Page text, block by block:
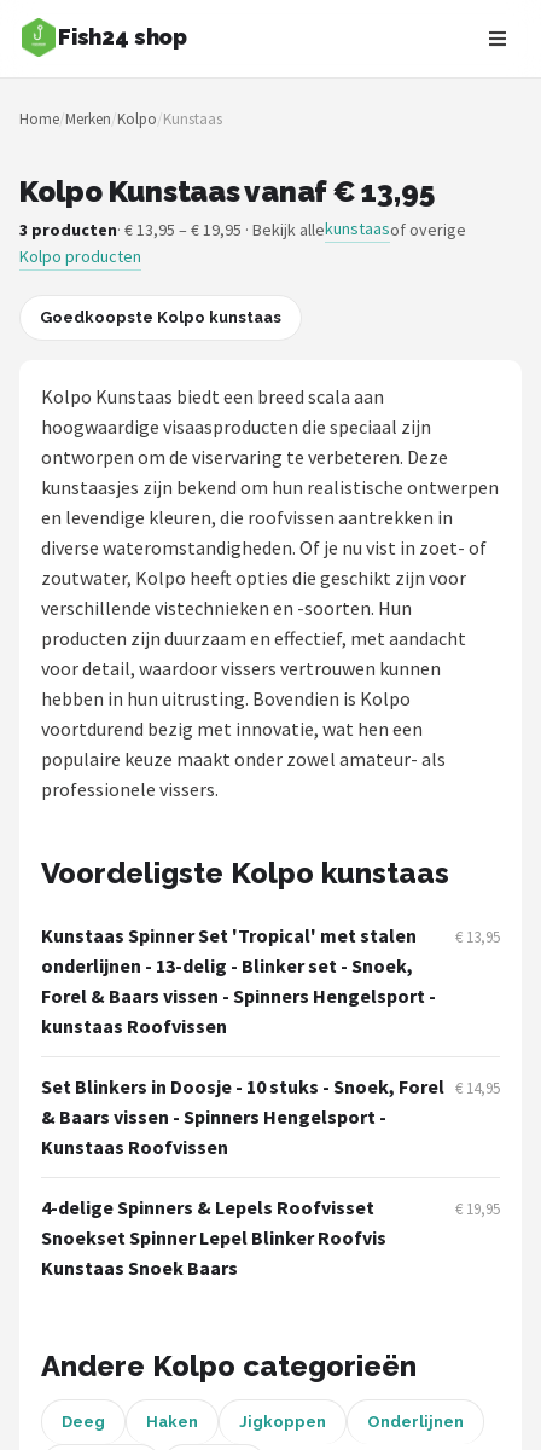
Fish24 shop
Zoeken
NAVIGATIE
Merken
Blog
Hengels
Molens
Dobbers
Kunstaas
Shop
Westin
Spro
Rapala
PB Products
Fox Rage
Rozemeijer
Gamakatsu
Mikado
Home/Merken/Kolpo/Kunstaas
Kolpo Kunstaas vanaf € 13,95
3 producten· € 13,95 – € 19,95 · Bekijk allekunstaasof overige
Kolpo producten
Goedkoopste Kolpo kunstaas
Kolpo Kunstaas biedt een breed scala aan
hoogwaardige visaasproducten die speciaal zijn
ontworpen om de viservaring te verbeteren. Deze
kunstaasjes zijn bekend om hun realistische ontwerpen
en levendige kleuren, die roofvissen aantrekken in
diverse wateromstandigheden. Of je nu vist in zoet- of
zoutwater, Kolpo heeft opties die geschikt zijn voor
verschillende vistechnieken en -soorten. Hun
producten zijn duurzaam en effectief, met aandacht
voor detail, waardoor vissers vertrouwen kunnen
hebben in hun uitrusting. Bovendien is Kolpo
voortdurend bezig met innovatie, wat hen een
populaire keuze maakt onder zowel amateur- als
professionele vissers.
Voordeligste Kolpo kunstaas
Kunstaas Spinner Set 'Tropical' met stalen
onderlijnen - 13-delig - Blinker set - Snoek,
Forel & Baars vissen - Spinners Hengelsport -
kunstaas Roofvissen
€ 13,95
Set Blinkers in Doosje - 10 stuks - Snoek, Forel
& Baars vissen - Spinners Hengelsport -
Kunstaas Roofvissen
€ 14,95
4-delige Spinners & Lepels Roofvisset
Snoekset Spinner Lepel Blinker Roofvis
Kunstaas Snoek Baars
€ 19,95
Andere Kolpo categorieën
Deeg Haken Jigkoppen Onderlijnen